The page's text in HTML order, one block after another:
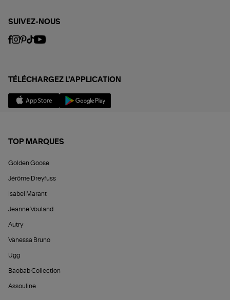
SUIVEZ-NOUS
TÉLÉCHARGEZ L'APPLICATION
TOP MARQUES
Golden Goose
Jérôme Dreyfuss
Isabel Marant
Jeanne Vouland
Autry
Vanessa Bruno
Ugg
Baobab Collection
Assouline